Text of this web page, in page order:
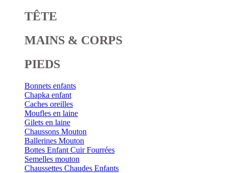
TÊTE
MAINS & CORPS
PIEDS
Bonnets enfants
Chapka enfant
Caches oreilles
Moufles en laine
Gilets en laine
Chaussons Mouton
Ballerines Mouton
Bottes Enfant Cuir Fourrées
Semelles mouton
Chaussettes Chaudes Enfants